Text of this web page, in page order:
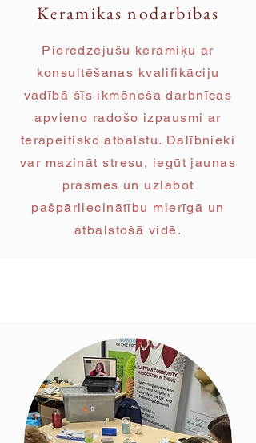
Keramikas nodarbības
Pieredzējušu keramiķu ar
konsultēšanas kvalifikāciju
vadībā šīs ikmēneša darbnīcas
apvieno radošo izpausmi ar
terapeitisko atbalstu. Dalībnieki
var mazināt stresu, iegūt jaunas
prasmes un uzlabot
pašpārliecinātību mierīgā un
atbalstošā vidē.